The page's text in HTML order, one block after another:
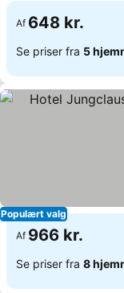
Af 648 kr.
Se priser fra 5
Populært valg
Af 966 kr.
Se priser fra 8